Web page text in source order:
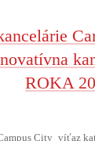
City_víťaz